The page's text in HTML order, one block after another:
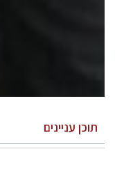
תוכן עניינים